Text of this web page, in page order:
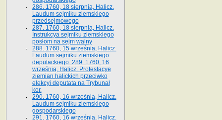
286. 1760, 18 sierpnia, Halicz.
Laudum sejmiku ziemskiego
przedsejmowego
287. 1760, 18 sierpnia, Halicz.
Instrukcya sejmiku ziemskiego
posłom na sejm walny
288. 1760, 15 września, Halicz.
Laudum sejmiku ziemskiego
deputackiego. 289. 1760, 16
września, Halicz. Protestacye
ziemian halickich przeciwko
elekcyi deputata na Trybunał
kor.
290. 1760, 16 września, Halicz.
Laudum sejmiku ziemskiego
gospodarskiego
291. 1760, 16 września, Halicz.